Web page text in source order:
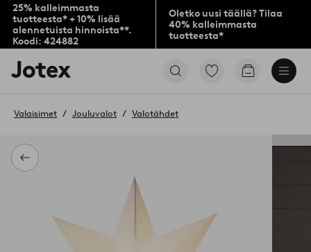
25% kalleimmasta
tuotteesta* + 10% lisää
alennetuista hinnoista**.
Koodi: 424882
Oletko uusi täällä? Tilaa
40% kalleimmasta
tuotteesta*
Jotex-
logo
aloitussivulle
Siirry
Siirry
Takaisin
Valaisimet Jouluvalot Valotähdet